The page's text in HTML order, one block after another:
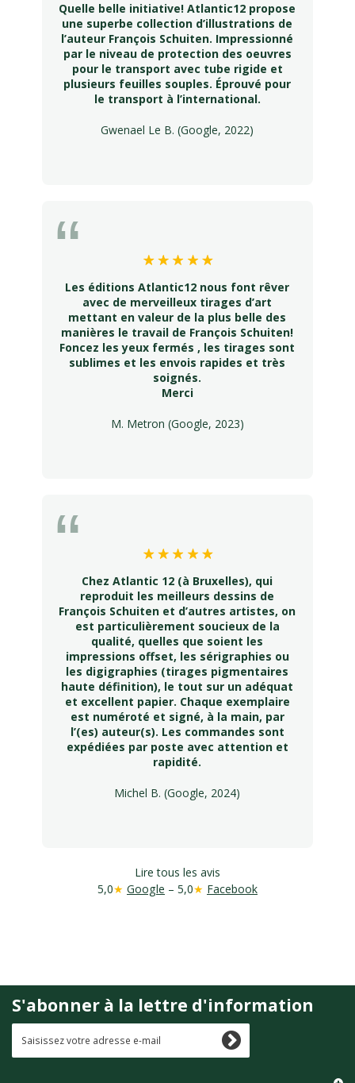
Quelle belle initiative! Atlantic12 propose
une superbe collection d’illustrations de
l’auteur François Schuiten. Impressionné
par le niveau de protection des oeuvres
pour le transport avec tube rigide et
plusieurs feuilles souples. Éprouvé pour
le transport à l’international.
Gwenael Le B. (Google, 2022)
Les éditions Atlantic12 nous font rêver
avec de merveilleux tirages d’art
mettant en valeur de la plus belle des
manières le travail de François Schuiten!
Foncez les yeux fermés , les tirages sont
sublimes et les envois rapides et très
soignés.
Merci
M. Metron (Google, 2023)
Chez Atlantic 12 (à Bruxelles), qui
reproduit les meilleurs dessins de
François Schuiten et d’autres artistes, on
est particulièrement soucieux de la
qualité, quelles que soient les
impressions offset, les sérigraphies ou
les digigraphies (tirages pigmentaires
haute définition), le tout sur un adéquat
et excellent papier. Chaque exemplaire
est numéroté et signé, à la main, par
l’(es) auteur(s). Les commandes sont
expédiées par poste avec attention et
rapidité.
Michel B. (Google, 2024)
Lire tous les avis
5,0★ Google – 5,0★ Facebook
S'abonner à la lettre d'information